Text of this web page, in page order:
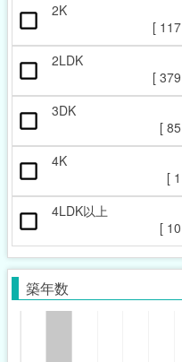
2K
[ 117
2LDK
[ 379
3DK
[ 85
4K
[ 1
4LDK以上
[ 10
築年数